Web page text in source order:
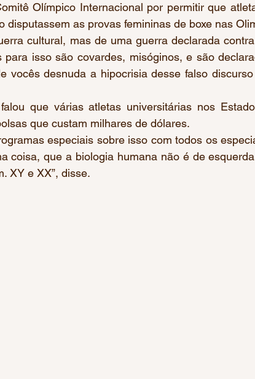
Olímpico Internacional por permitir que
disputassem as provas femininas de boxe nas
isso são covardes, misóginos, e são
vocês desnuda a hipocrisia desse falso
que várias atletas universitárias nos
que custam milhares de dólares.
especiais sobre isso com todos os
coisa, que a biologia humana não é de
XY e XX”, disse.